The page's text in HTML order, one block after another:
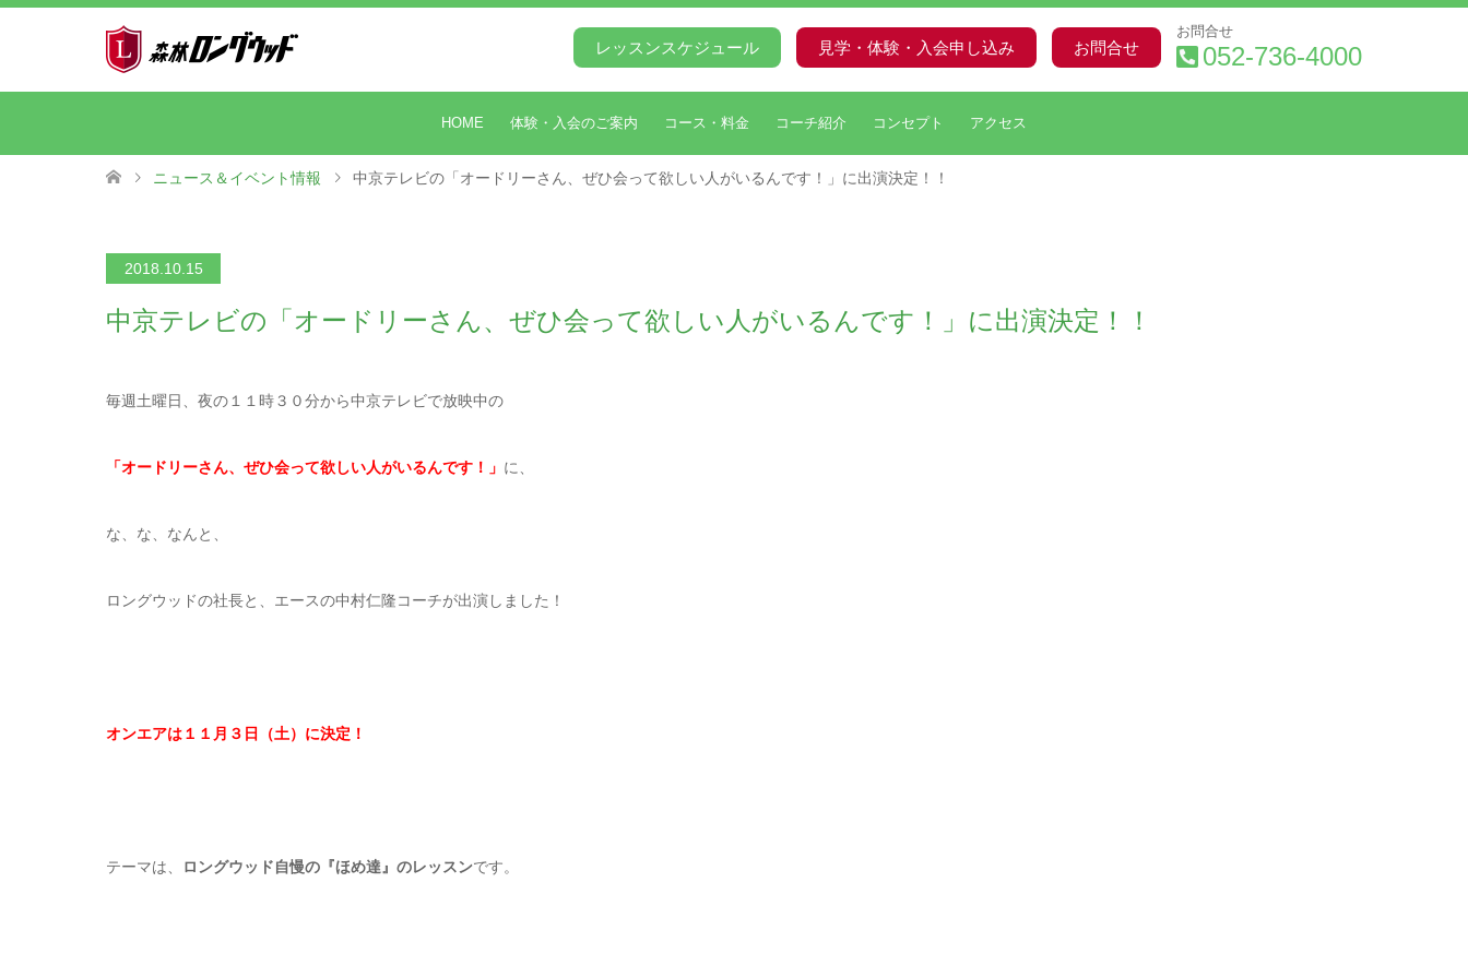
レッスンスケジュール 見学・体験・入会申し込み お問合せ
お問合せ
052-736-4000
HOME 体験・入会のご案内 コース・料金 コーチ紹介 コンセプト アクセス
ニュース＆イベント情報 中京テレビの「オードリーさん、ぜひ会って欲しい人がいるんです！」に出演決定！！
2018.10.15
中京テレビの「オードリーさん、ぜひ会って欲しい人がいるんです！」に出演決定！！
毎週土曜日、夜の１１時３０分から中京テレビで放映中の
「オードリーさん、ぜひ会って欲しい人がいるんです！」 に、
な、な、なんと、
ロングウッドの社長と、エースの中村仁隆コーチが出演しました！
オンエアは１１月３日（土）に決定！
テーマは、 ロングウッド自慢の『ほめ達』のレッスンです。